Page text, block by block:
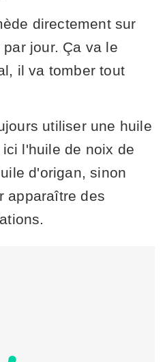
directement sur
jour. Ça va le
il va tomber tout
utiliser une huile
l'huile de noix de
d'origan, sinon
apparaître des